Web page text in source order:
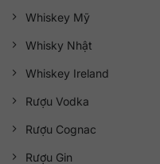
Whiskey Mỹ
Whisky Nhật
Whiskey Ireland
Rượu Vodka
Rượu Cognac
Rượu Gin